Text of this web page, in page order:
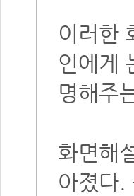
이러한
인에게
명해주
화면해
아졌다.